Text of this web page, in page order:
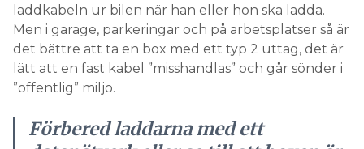
laddkabeln ur bilen när han eller hon ska ladda.
Men i garage, parkeringar och på arbetsplatser så är
det bättre att ta en box med ett typ 2 uttag, det är
lätt att en fast kabel ”misshandlas” och går sönder i
”offentlig” miljö.
Förbered laddarna med ett